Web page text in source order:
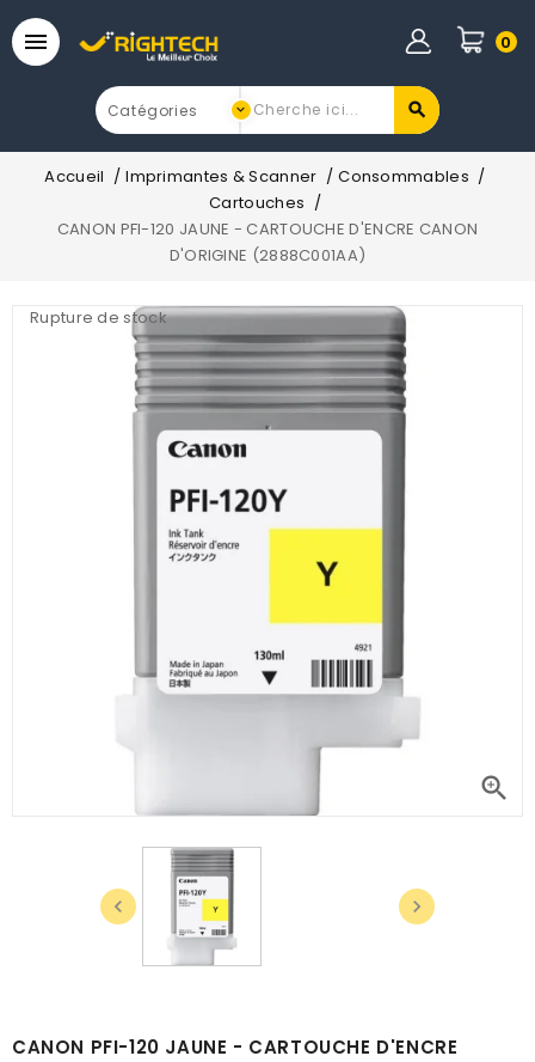
 0
Accueil Imprimantes & Scanner
Consommables
Cartouches
CANON PFI-120 JAUNE - CARTOUCHE D'ENCRE CANON
D'ORIGINE (2888C001AA)
Rupture de stock

 
CANON PFI-120 JAUNE - CARTOUCHE D'ENCRE